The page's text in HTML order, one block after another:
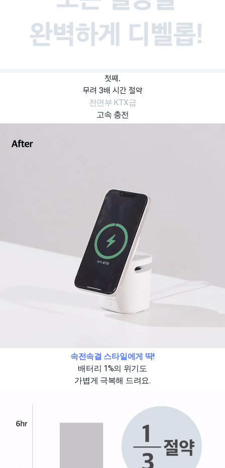
첫째.
무려 3배 시간 절약
전면부 KTX급
고속 충전
속전속결 스타일에게 딱!
배터리 1%의 위기도
가볍게 극복해 드려요.